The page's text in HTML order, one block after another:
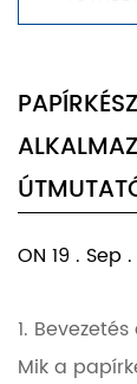
ON 19 . Sep
1.
Mik a